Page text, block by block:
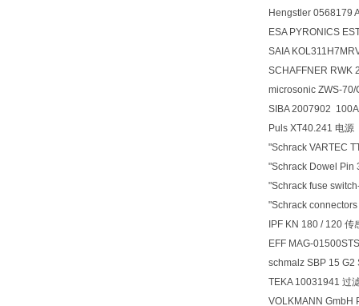
Hengstler 0568179
ESA PYRONICS
SAIA
SCHAFFNER RWK
microsonic ZWS-70/
SIBA 2007902
Puls XT40.241 电源
"Schrack VARTEC
"Schrack Dowel
"Schrack fuse
"Schrack
IPF KN 180 / 120 传
EFF MAG-
schmalz SBP 15 G2
TEKA 10031941 过
VOLKMANN GmbH